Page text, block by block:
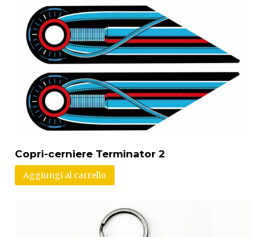
Copri-cerniere Terminator 2
Aggiungi al carrello